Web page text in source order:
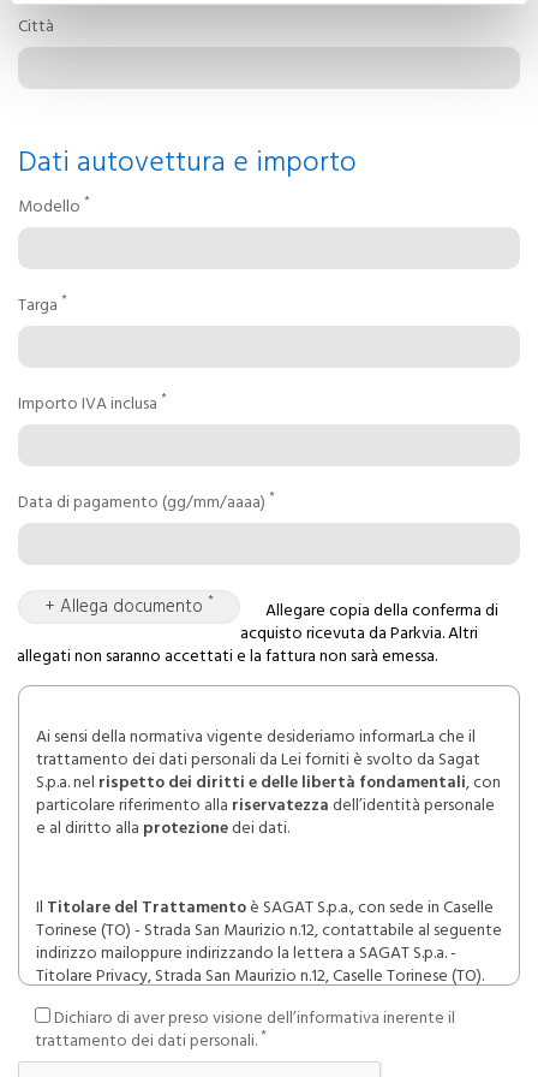
Città
Dati autovettura e importo
Modello *
Targa *
Importo IVA inclusa *
Data di pagamento (gg/mm/aaaa) *
+ Allega documento *
Allegare copia della conferma di
acquisto ricevuta da Parkvia. Altri
allegati non saranno accettati e la fattura non sarà emessa.
Ai sensi della normativa vigente desideriamo informarLa che il
trattamento dei dati personali da Lei forniti è svolto da Sagat
S.p.a. nel rispetto dei diritti e delle libertà fondamentali, con
particolare riferimento alla riservatezza dell’identità personale
e al diritto alla protezionedei dati.
Il Titolare del Trattamentoè SAGAT S.p.a., con sede in Caselle
Torinese (TO) - Strada San Maurizio n.12, contattabile al seguente
indirizzo mailoppure indirizzando la lettera a SAGAT S.p.a. -
Titolare Privacy, Strada San Maurizio n.12, Caselle Torinese (TO).
La Società ha nominato unDPO(Data Protection Officer)
Dichiaro di aver preso visione dell’informativa inerente il
trattamento dei dati personali.*